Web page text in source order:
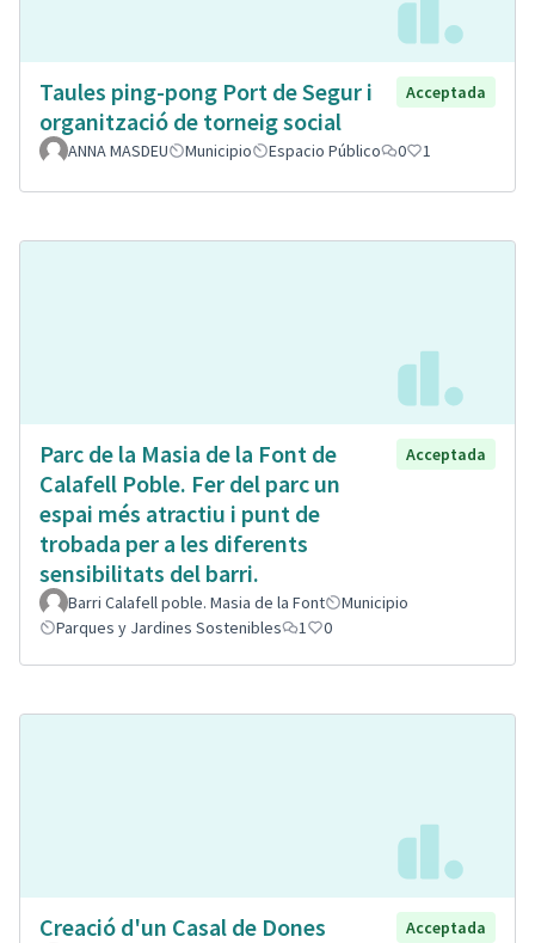
Taules ping-pong Port de Segur i
organització de torneig social
Acceptada
ANNA MASDEU Municipio Espacio Público 0 1
Parc de la Masia de la Font de
Calafell Poble. Fer del parc un
espai més atractiu i punt de
trobada per a les diferents
sensibilitats del barri.
Acceptada
Barri Calafell poble. Masia de la Font
Municipio
Parques y Jardines Sostenibles
1 0
Creació d'un Casal de Dones
Acceptada